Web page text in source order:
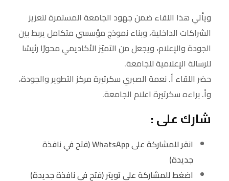
ويأتي هذا اللقاء ضمن جهود الجامعة المستمرة لتعزيز
الشراكات الداخلية، وبناء نموذج مؤسسي متكامل يربط بين
الجودة والإعلام، ويجعل من التميّز الأكاديمي محورًا رئيسًا
للرسالة الإعلامية للجامعة.
حضر اللقاء أ. نعمة الصبري سكرتيرة مركز التطوير والجودة،
وأ. براءه سكرتيرة اعلام الجامعة.
شارك على :
انقر للمشاركة على WhatsApp (فتح في نافذة
جديدة)
اضغط للمشاركة على تويتر (فتح في نافذة جديدة)